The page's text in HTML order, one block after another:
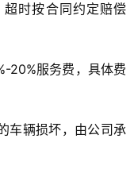
时按合同约定赔偿
20%服务费，具体费
车辆损坏，由公司承